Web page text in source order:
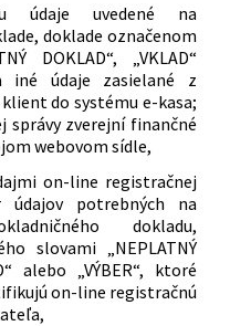
údaje uvedené na
doklade označenom
DOKLAD“, „VKLAD“
iné údaje zasielané z
do systému e-kasa;
správy zverejní finančné
webovom sídle,
on-line registračnej
údajov potrebných na
dokladu,
slovami „NEPLATNÝ
alebo „VÝBER“, ktoré
on-line registračnú